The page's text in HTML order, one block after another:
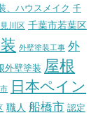
、ハウスメイク 千
川区 千葉市若葉区
外壁塗装工事 外
外壁塗装 屋根
日本ペイン
職人 船橋市 認定